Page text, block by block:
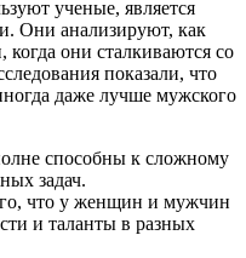
ученые, является
Они анализируют, как
они сталкиваются со
показали, что
даже лучше мужского
способны к сложному
задач.
что у женщин и мужчин
и таланты в разных